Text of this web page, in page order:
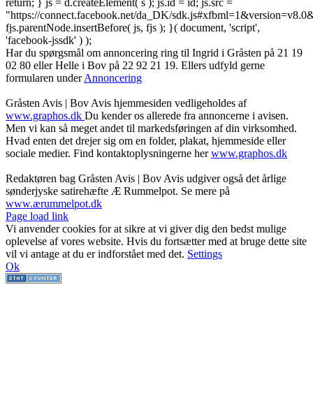
"https://connect.facebook.net/da_DK/
fjs.parentNode.insertBefore( js, fjs ); }( document, 'script',
'facebook-jssdk' ) );
Har du spørgsmål om annoncering ring til Ingrid i Gråsten på 21 19
02 80 ‬eller Helle i Bov på 22 92 21 19‬. Ellers udfyld gerne
formularen underAnnoncering
Gråsten Avis | Bov Avis hjemmesiden vedligeholdes af
www.graphos.dk Du kender os allerede fra annoncerne i avisen.
Men vi kan så meget andet til markedsføringen af din virksomhed.
Hvad enten det drejer sig om en folder, plakat, hjemmeside eller
sociale medier. Find kontaktoplysningerne herwww.graphos.dk
Redaktøren bag Gråsten Avis | Bov Avis udgiver også det årlige
sønderjyske satirehæfte Æ Rummelpot. Se mere på
www.ærummelpot.dk
Facebook
Facebook
Facebook
Facebook
Instagram
Instagram
Instagram
LinkedIn
Page load link
Vi anvender cookies for at sikre at vi giver dig den bedst mulige
oplevelse af vores website. Hvis du fortsætter med at bruge dette site
vil vi antage at du er indforstået med det. Settings
Ok
Go